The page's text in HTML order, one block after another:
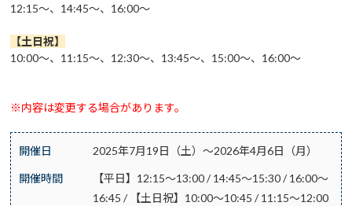
12:15～、14:45～、16:00～
【土日祝】
10:00～、11:15～、12:30～、13:45～、15:00～、16:00～
※内容は変更する場合があります。
開催日 2025年7月19日（土）～2026年4月6日（月）
開催時間
【平日】12:15～13:00 / 14:45～15:30 / 16:00～
16:45 / 【土日祝】10:00～10:45 / 11:15～12:00